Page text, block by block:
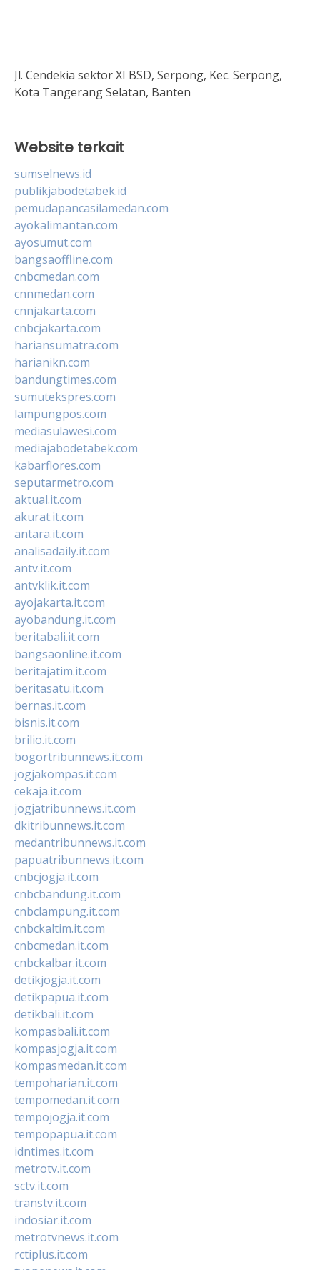
Jl. Cendekia sektor XI BSD, Serpong, Kec. Serpong,
Kota Tangerang Selatan, Banten
Website terkait
sumselnews.id
publikjabodetabek.id
pemudapancasilamedan.com
ayokalimantan.com
ayosumut.com
bangsaoffline.com
cnbcmedan.com
cnnmedan.com
cnnjakarta.com
cnbcjakarta.com
hariansumatra.com
harianikn.com
bandungtimes.com
sumutekspres.com
lampungpos.com
mediasulawesi.com
mediajabodetabek.com
kabarflores.com
seputarmetro.com
aktual.it.com
akurat.it.com
antara.it.com
analisadaily.it.com
antv.it.com
antvklik.it.com
ayojakarta.it.com
ayobandung.it.com
beritabali.it.com
bangsaonline.it.com
beritajatim.it.com
beritasatu.it.com
bernas.it.com
bisnis.it.com
brilio.it.com
bogortribunnews.it.com
jogjakompas.it.com
cekaja.it.com
jogjatribunnews.it.com
dkitribunnews.it.com
medantribunnews.it.com
papuatribunnews.it.com
cnbcjogja.it.com
cnbcbandung.it.com
cnbclampung.it.com
cnbckaltim.it.com
cnbcmedan.it.com
cnbckalbar.it.com
detikjogja.it.com
detikpapua.it.com
detikbali.it.com
kompasbali.it.com
kompasjogja.it.com
kompasmedan.it.com
tempoharian.it.com
tempomedan.it.com
tempojogja.it.com
tempopapua.it.com
idntimes.it.com
metrotv.it.com
sctv.it.com
transtv.it.com
indosiar.it.com
metrotvnews.it.com
rctiplus.it.com